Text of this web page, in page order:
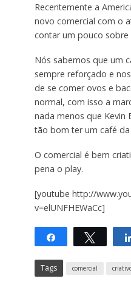
Recentemente a
novo comercial com o
contar um pouco
Nós sabemos que um
sempre reforçado e
de se comer ovos e
normal, com isso a
nada menos que Kevin
tão bom ter um café da
O comercial é bem
pena o play.
[youtube http://
v=elUNFHEWaCc]
CompartilharTwittar
Tags comercial